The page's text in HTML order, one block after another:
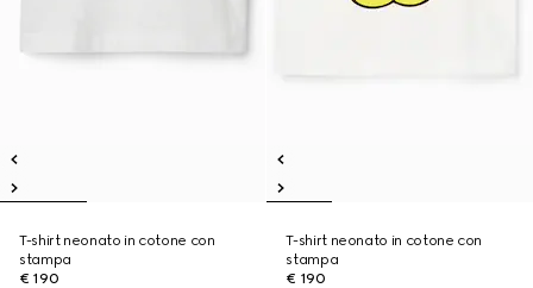
T-shirt neonato in cotone con
stampa
€ 190
T-shirt neonato in cotone con
stampa
€ 190